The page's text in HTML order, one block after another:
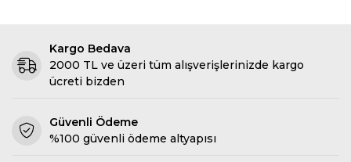
Kargo Bedava
2000 TL ve üzeri tüm alışverişlerinizde kargo
ücreti bizden
Güvenli Ödeme
%100 güvenli ödeme altyapısı